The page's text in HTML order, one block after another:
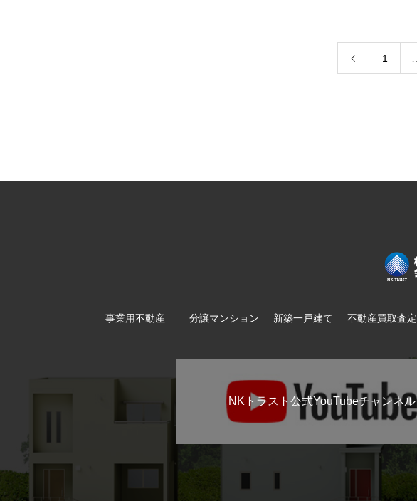
1
事業用不動産 分譲マンション 新築一戸建て 不動産買取査定
NKトラスト公式YouTubeチャンネル